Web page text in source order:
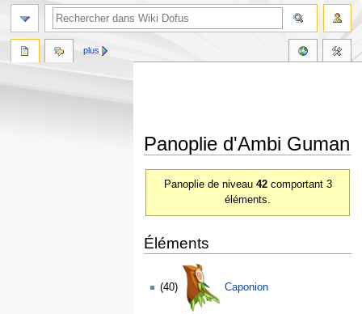
Panoplie d'Ambi Guman
Panoplie de niveau 42comportant 3
éléments.
Éléments
(40) Caponion
plus